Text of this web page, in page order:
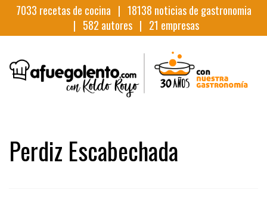
7033 recetas de cocina | 18138 noticias de gastronomia
| 582 autores | 21 empresas
Perdiz Escabechada